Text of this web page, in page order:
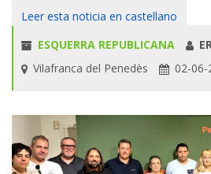
Leer esta noticia en castellano
ESQUERRA REPUBLICANA
Vilafranca del Penedès
02-06-